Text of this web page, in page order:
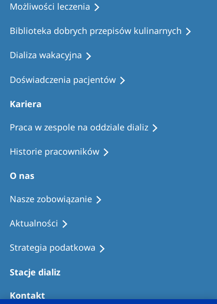
Możliwości leczenia
Biblioteka dobrych przepisów kulinarnych
Dializa wakacyjna
Doświadczenia pacjentów
Kariera
Praca w zespole na oddziale dializ
Historie pracowników
O nas
Nasze zobowiązanie
Aktualności
Strategia podatkowa
Stacje dializ
Kontakt